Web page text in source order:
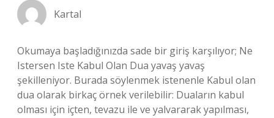
Kartal
Okumaya başladığınızda sade bir giriş karşılıyor; Ne
Istersen Iste Kabul Olan Dua yavaş yavaş
şekilleniyor. Burada söylenmek istenenle Kabul olan
dua olarak birkaç örnek verilebilir: Duaların kabul
olması için içten, tevazu ile ve yalvararak yapılması,